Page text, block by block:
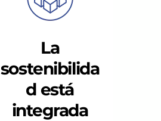
La
sostenibilida
d está
integrada